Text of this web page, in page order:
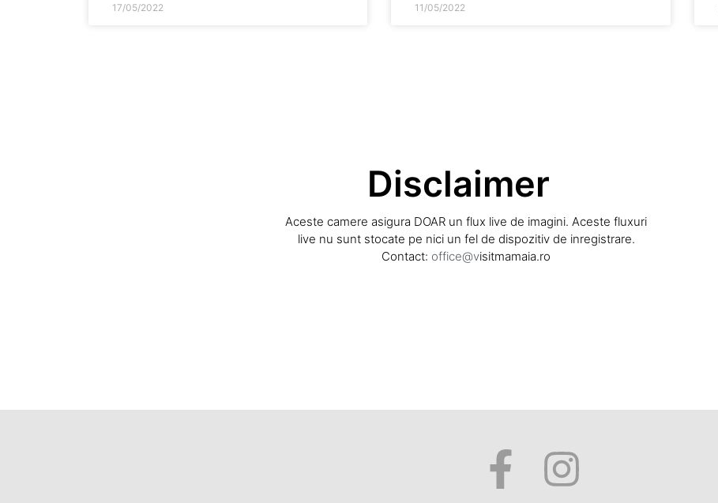
17/05/2022 11/05/2022
Disclaimer
Aceste camere asigura DOAR un flux live de imagini. Aceste fluxuri
live nu sunt stocate pe nici un fel de dispozitiv de inregistrare.
Contact: office@visitmamaia.ro